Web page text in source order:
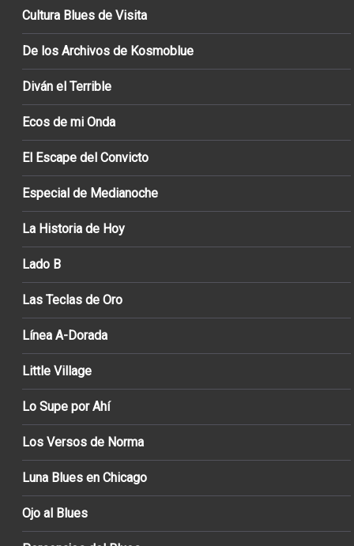
Cultura Blues de Visita
De los Archivos de Kosmoblue
Diván el Terrible
Ecos de mi Onda
El Escape del Convicto
Especial de Medianoche
La Historia de Hoy
Lado B
Las Teclas de Oro
Línea A-Dorada
Little Village
Lo Supe por Ahí
Los Versos de Norma
Luna Blues en Chicago
Ojo al Blues